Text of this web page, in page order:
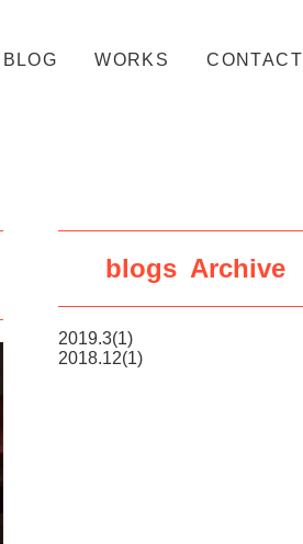
BLOG WORKS CONTACT
blogs Archive
2019.3(1)
2018.12(1)